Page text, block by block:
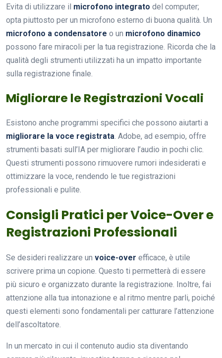
Evita di utilizzare il microfono integrato del computer;
opta piuttosto per un microfono esterno di buona qualità. Un
microfono a condensatore o un microfono dinamico
possono fare miracoli per la tua registrazione. Ricorda che la
qualità degli strumenti utilizzati ha un impatto importante
sulla registrazione finale.
Migliorare le Registrazioni Vocali
Esistono anche programmi specifici che possono aiutarti a
migliorare la voce registrata. Adobe, ad esempio, offre
strumenti basati sull’IA per migliorare l’audio in pochi clic.
Questi strumenti possono rimuovere rumori indesiderati e
ottimizzare la voce, rendendo le tue registrazioni
professionali e pulite.
Consigli Pratici per Voice-Over e
Registrazioni Professionali
Se desideri realizzare un voice-over efficace, è utile
scrivere prima un copione. Questo ti permetterà di essere
più sicuro e organizzato durante la registrazione. Inoltre, fai
attenzione alla tua intonazione e al ritmo mentre parli, poiché
questi elementi sono fondamentali per catturare l’attenzione
dell’ascoltatore.
In un mercato in cui il contenuto audio sta diventando